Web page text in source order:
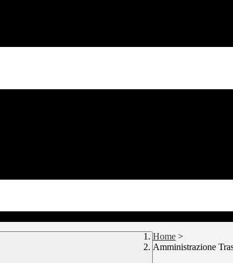
Home >
Amministrazione